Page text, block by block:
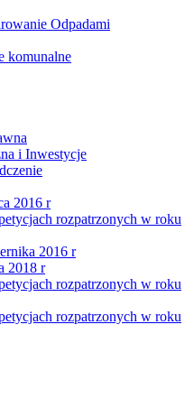
Odpadami
komunalne
i Inwestycje
2016 r
rozpatrzonych w roku
2016 r
2018 r
rozpatrzonych w roku
rozpatrzonych w roku